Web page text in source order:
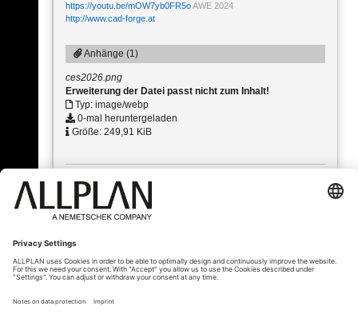
https://youtu.be/mOW7yb0FR5oAWE 2024
http://www.cad-forge.at
Anhänge (1)
ces2026.png
Erweiterung der Datei passt nicht zum Inhalt!
Typ: image/webp
0-mal heruntergeladen
Größe: 249,91 KiB
« Zurück